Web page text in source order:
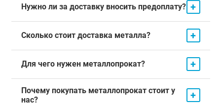
Нужно ли за доставку вносить предоплату? +
Сколько стоит доставка металла? +
Для чего нужен металлопрокат? +
Почему покупать металлопрокат стоит у
нас?
+